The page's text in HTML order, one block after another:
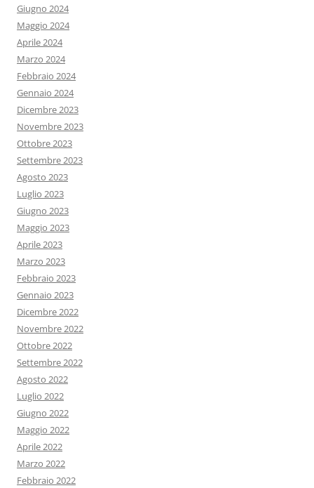
Giugno 2024
Maggio 2024
Aprile 2024
Marzo 2024
Febbraio 2024
Gennaio 2024
Dicembre 2023
Novembre 2023
Ottobre 2023
Settembre 2023
Agosto 2023
Luglio 2023
Giugno 2023
Maggio 2023
Aprile 2023
Marzo 2023
Febbraio 2023
Gennaio 2023
Dicembre 2022
Novembre 2022
Ottobre 2022
Settembre 2022
Agosto 2022
Luglio 2022
Giugno 2022
Maggio 2022
Aprile 2022
Marzo 2022
Febbraio 2022